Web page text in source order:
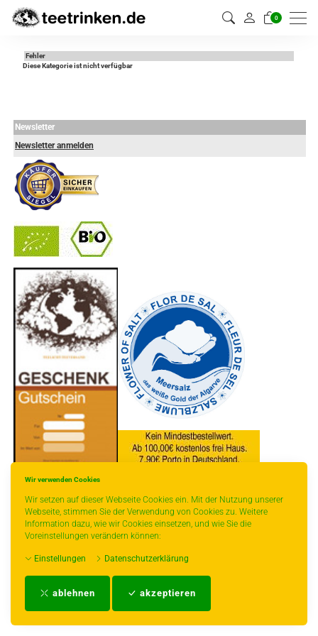
Wir verwenden Cookies
Wir setzen auf dieser Webseite Cookies ein. Mit der Nutzung unserer
Webseite, stimmen Sie der Verwendung von Cookies zu. Weitere
Information dazu, wie wir Cookies einsetzen, und wie Sie die
Voreinstellungen verändern können:
Einstellungen Datenschutzerklärung
ablehnen akzeptieren
0
Fehler
Diese Kategorie ist nicht verfügbar
Newsletter
Newsletter anmelden
* gilt für Lieferungen innerhalb Deutschlands, Lieferzeiten für andere Länder
entnehmen Sie bitte der Schaltfläche mit den Versandinformationen.
Impressum-AGB-Zahlungs- und Versandbedingungen
Biozertifikat
Widerrufsrecht Datenschutzerklärung